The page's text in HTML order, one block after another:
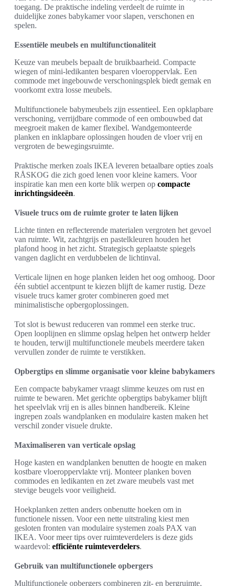
toegang. De praktische indeling verdeelt de ruimte in
duidelijke zones babykamer voor slapen, verschonen en
spelen.
Essentiële meubels en multifunctionaliteit
Keuze van meubels bepaalt de bruikbaarheid. Compacte
wiegen of mini-ledikanten besparen vloeroppervlak. Een
commode met ingebouwde verschoningsplek biedt gemak en
voorkomt extra losse meubels.
Multifunctionele babymeubels zijn essentieel. Een opklapbare
verschoning, verrijdbare commode of een ombouwbed dat
meegroeit maken de kamer flexibel. Wandgemonteerde
planken en inklapbare oplossingen houden de vloer vrij en
vergroten de bewegingsruimte.
Praktische merken zoals IKEA leveren betaalbare opties zoals
RÅSKOG die zich goed lenen voor kleine kamers. Voor
inspiratie kan men een korte blik werpen op compacte
inrichtingsideeën.
Visuele trucs om de ruimte groter te laten lijken
Lichte tinten en reflecterende materialen vergroten het gevoel
van ruimte. Wit, zachtgrijs en pastelkleuren houden het
plafond hoog in het zicht. Strategisch geplaatste spiegels
vangen daglicht en verdubbelen de lichtinval.
Verticale lijnen en hoge planken leiden het oog omhoog. Door
één subtiel accentpunt te kiezen blijft de kamer rustig. Deze
visuele trucs kamer groter combineren goed met
minimalistische opbergoplossingen.
Tot slot is bewust reduceren van rommel een sterke truc.
Open looplijnen en slimme opslag helpen het ontwerp helder
te houden, terwijl multifunctionele meubels meerdere taken
vervullen zonder de ruimte te verstikken.
Opbergtips en slimme organisatie voor kleine babykamers
Een compacte babykamer vraagt slimme keuzes om rust en
ruimte te bewaren. Met gerichte opbergtips babykamer blijft
het speelvlak vrij en is alles binnen handbereik. Kleine
ingrepen zoals wandplanken en modulaire kasten maken het
verschil zonder visuele drukte.
Maximaliseren van verticale opslag
Hoge kasten en wandplanken benutten de hoogte en maken
kostbare vloeroppervlakte vrij. Monteer planken boven
commodes en ledikanten en zet zware meubels vast met
stevige beugels voor veiligheid.
Hoekplanken zetten anders onbenutte hoeken om in
functionele nissen. Voor een nette uitstraling kiest men
gesloten fronten van modulaire systemen zoals PAX van
IKEA. Voor meer tips over ruimteverdelers is deze gids
waardevol: efficiënte ruimteverdelers.
Gebruik van multifunctionele opbergers
Multifunctionele opbergers combineren zit- en bergruimte,